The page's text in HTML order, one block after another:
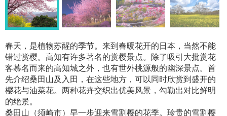
春天，是植物苏醒的季节。来到春暖花开的日本，当然不能
错过赏樱。高知有许多著名的赏樱景点。除了吸引大批赏花
客慕名而来的高知城之外，也有世外桃源般的幽深景点。首
先介绍桑田山及入田，在这些地方，可以同时欣赏到盛开的
樱花与油菜花。两种花卉交织出优美风景，勾勒出对比鲜明
的绝景。
桑田山（须崎市）早一步迎来雪割樱的花季。珍贵的雪割樱